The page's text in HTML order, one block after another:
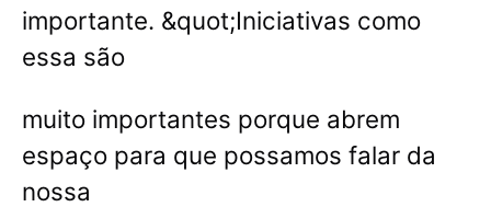
importante. &quot;Iniciativas como
essa são
muito importantes porque abrem
espaço para que possamos falar da
nossa